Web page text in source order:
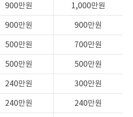
900만원
1,000만원
900만원
900만원
500만원
700만원
500만원
500만원
240만원
300만원
240만원
240만원